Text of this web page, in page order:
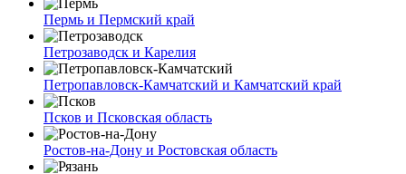
Пермь и Пермский край
Петрозаводск и Карелия
Петропавловск-Камчатский и Камчатский край
Псков и Псковская область
Ростов-на-Дону и Ростовская область